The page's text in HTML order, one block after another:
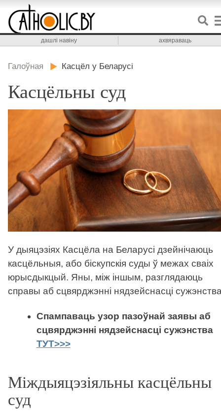
дашлі навіну ахвяраваць
Галоўная Касцёл у Беларусі
Касцёльны суд
У дыяцэзіях Касцёла на Беларусі дзейнічаюць
касцёльныя, або біскупскія суды ў межах сваіх
юрысдыкцый. Яны, між іншым, разглядаюць
справы аб сцвярджэнні нядзейснасці
Спампаваць узор пазоўнай заявы аб
сцвярджэнні нядзейснасці сужэнства
ТУТ>>>
Міждыяцэзіяльны касцёльны
суд